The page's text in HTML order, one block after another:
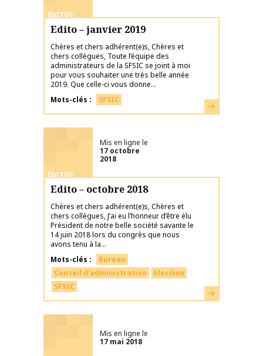
ÉDITOS
Edito – janvier 2019
Chères et chers adhérent(e)s, Chères et
chers collègues, Toute l’équipe des
administrateurs de la SFSIC se joint à moi
pour vous souhaiter une très belle année
2019. Que celle-ci vous donne...
Mots-clés
SFSIC En savoir plus
ÉDITOS
Mis en ligne le
17 octobre
2018
Edito – octobre 2018
Chères et chers adhérent(e)s, Chères et
chers collègues, J’ai eu l’honneur d’être élu
Président de notre belle société savante le
14 juin 2018 lors du congrès que nous
avons tenu à la...
Mots-clés
Bureau
Conseil d'administration
Election
SFSIC
En savoir plus
Mis en ligne le
17 mai 2018